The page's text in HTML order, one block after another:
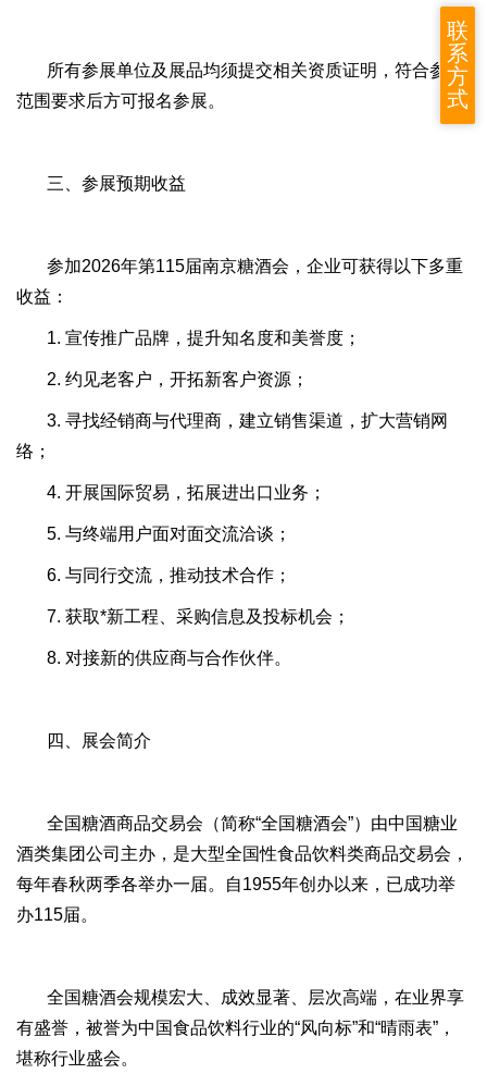
所有参展单位及展品均须提交相关资质证明，符合参展
范围要求后方可报名参展。
三、参展预期收益
参加2026年第115届南京糖酒会，企业可获得以下多重
收益：
1. 宣传推广品牌，提升知名度和美誉度；
2. 约见老客户，开拓新客户资源；
3. 寻找经销商与代理商，建立销售渠道，扩大营销网
络；
4. 开展国际贸易，拓展进出口业务；
5. 与终端用户面对面交流洽谈；
6. 与同行交流，推动技术合作；
7. 获取*新工程、采购信息及投标机会；
8. 对接新的供应商与合作伙伴。
四、展会简介
全国糖酒商品交易会（简称“全国糖酒会”）由中国糖业
酒类集团公司主办，是大型全国性食品饮料类商品交易会，
每年春秋两季各举办一届。自1955年创办以来，已成功举
办115届。
全国糖酒会规模宏大、成效显著、层次高端，在业界享
有盛誉，被誉为中国食品饮料行业的“风向标”和“晴雨表”，
堪称行业盛会。
联
系
方
式